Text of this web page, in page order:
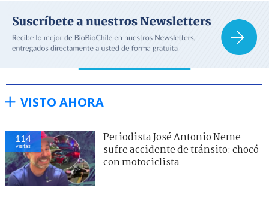
VISTO AHORA
114
visitas
Periodista José Antonio Neme
sufre accidente de tránsito: chocó
con motociclista